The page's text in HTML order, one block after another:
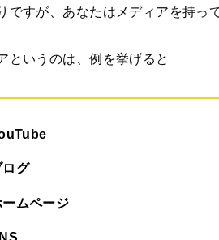
ですが、あなたはメディアを持っ
というのは、例を挙げると
ログ
ームページ